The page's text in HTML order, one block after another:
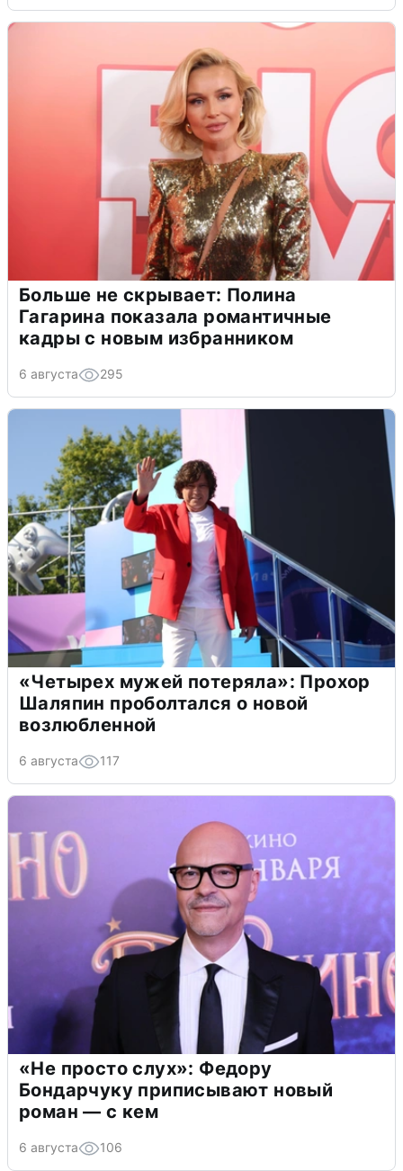
Больше не скрывает: Полина
Гагарина показала романтичные
кадры с новым избранником
6 августа 295
«Четырех мужей потеряла»: Прохор
Шаляпин проболтался о новой
возлюбленной
6 августа 117
«Не просто слух»: Федору
Бондарчуку приписывают новый
роман — с кем
6 августа 106